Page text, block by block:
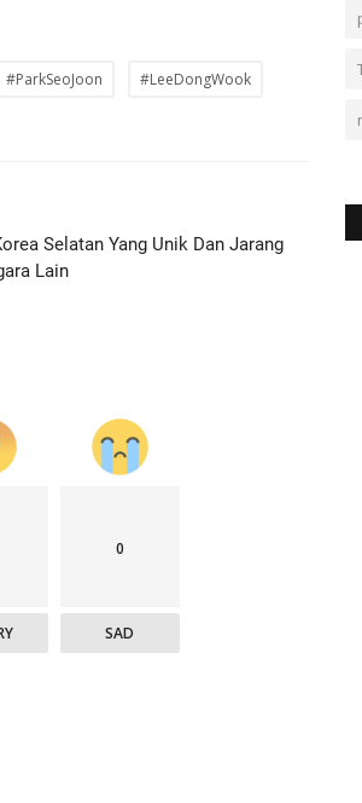
#ParkSeoJoon #LeeDongWook
Selatan Yang Unik Dan Jarang
Lain
0
SAD